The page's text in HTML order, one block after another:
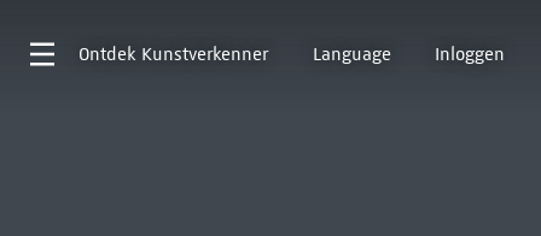
Ontdek Kunstverkenner Language Inloggen